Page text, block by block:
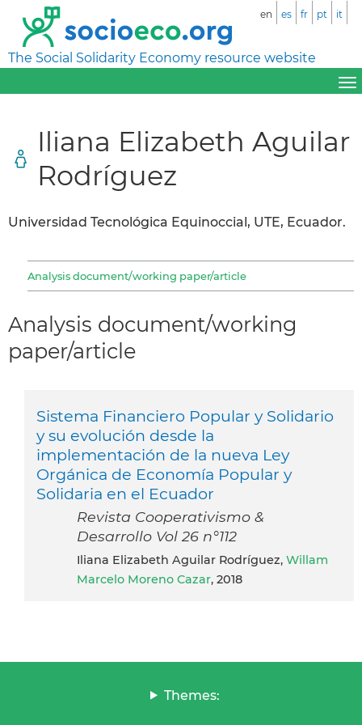
The Social Solidarity Economy resource website
en es fr pt it
Iliana Elizabeth Aguilar
Rodríguez
Universidad Tecnológica Equinoccial, UTE, Ecuador.
Analysis document/working paper/article
Analysis document/working
paper/article
Sistema Financiero Popular y Solidario
y su evolución desde la
implementación de la nueva Ley
Orgánica de Economía Popular y
Solidaria en el Ecuador
Revista Cooperativismo &
Desarrollo Vol 26 n°112
Iliana Elizabeth Aguilar Rodríguez, Willam
Marcelo Moreno Cazar, 2018
Themes: